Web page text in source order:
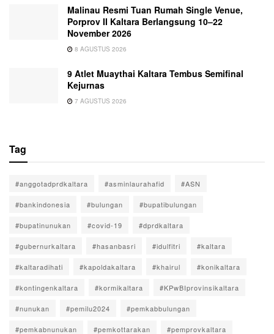
Malinau Resmi Tuan Rumah Single Venue,
Porprov II Kaltara Berlangsung 10–22
November 2026
8 AGUSTUS 2026
9 Atlet Muaythai Kaltara Tembus Semifinal
Kejurnas
7 AGUSTUS 2026
Tag
#anggotadprdkaltara #asminlaurahafid #ASN
#bankindonesia #bulungan #bupatibulungan
#bupatinunukan #covid-19 #dprdkaltara
#gubernurkaltara #hasanbasri #idulfitri #kaltara
#kaltaradihati #kapoldakaltara #khairul #konikaltara
#kontingenkaltara #kormikaltara #KPwBIprovinsikaltara
#nunukan #pemilu2024 #pemkabbulungan
#pemkabnunukan #pemkottarakan #pemprovkaltara